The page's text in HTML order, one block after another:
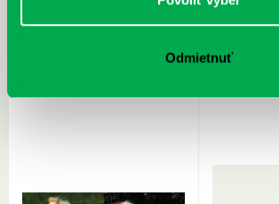
Odmietnuť
Rudź, Przemyslaw: Atlas hviezd:
Hardy, Paula: